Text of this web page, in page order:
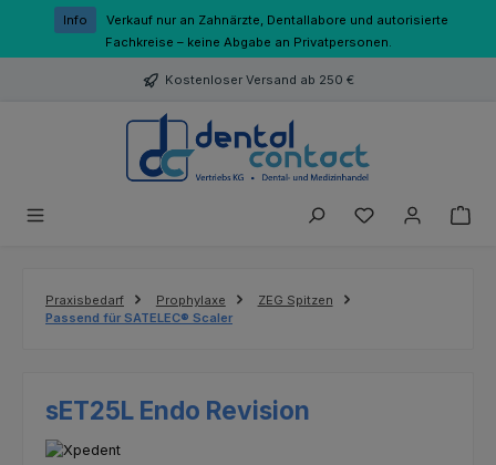
Zum Hauptinhalt springen
Info
Verkauf nur an Zahnärzte, Dentallabore und autorisierte
Fachkreise – keine Abgabe an Privatpersonen.
Kostenloser Versand ab 250 €
Du hast 0
Praxisbedarf Prophylaxe
ZEG Spitzen
Passend für SATELEC® Scaler
sET25L Endo Revision